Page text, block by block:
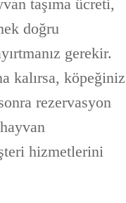
taşıma ücreti,
doğru
gerekir.
kalırsa, köpeğiniz
rezervasyon
hizmetlerini